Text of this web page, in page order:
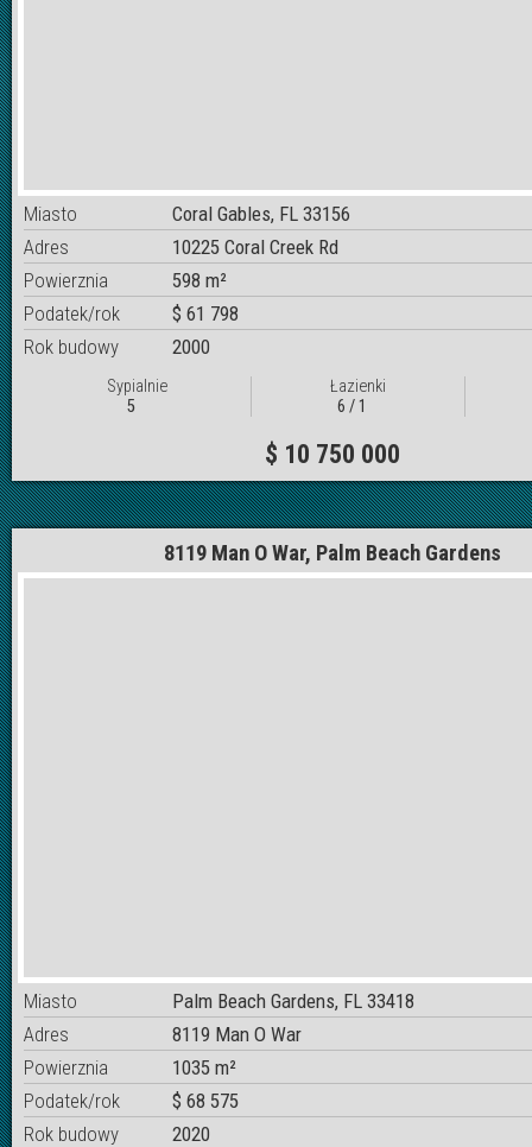
Miasto
Coral Gables, FL 33156
Adres
10225 Coral Creek Rd
Powierznia
598 m²
Podatek/rok
$ 61 798
Rok budowy
2000
Sypialnie
5
Łazienki
6 / 1
$ 10 750 000
8119 Man O War, Palm Beach Gardens
Miasto
Palm Beach Gardens, FL 33418
Adres
8119 Man O War
Powierznia
1035 m²
Podatek/rok
$ 68 575
Rok budowy
2020